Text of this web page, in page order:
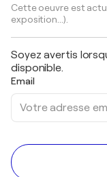
Cette oeuvre est
exposition...).
Soyez avertis
disponible.
Email